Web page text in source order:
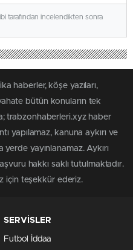
tarafından incelendikten sonra
haberler, köşe yazıları,
bütün konuların tek
trabzonhaberleri.xyz haber
yapılamaz, kanuna aykırı ve
yayınlanamaz. Aykırı
hakkı saklı tutulmaktadır.
için teşekkür ederiz.
SERVİSLER
Futbol İddaa